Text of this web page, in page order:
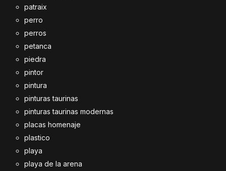
patraix
perro
perros
petanca
piedra
pintor
pintura
pinturas taurinas
pinturas taurinas modernas
placas homenaje
plastico
playa
playa de la arena